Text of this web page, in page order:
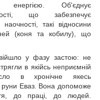
енергією. Об'єднує
що забезпечує
такі відносини
(коня та кобилу), що
у фазу застою: не
в якійсь неприємній
в хронічне якесь
руни Еваз. Вона допоможе
до праці, до людей.